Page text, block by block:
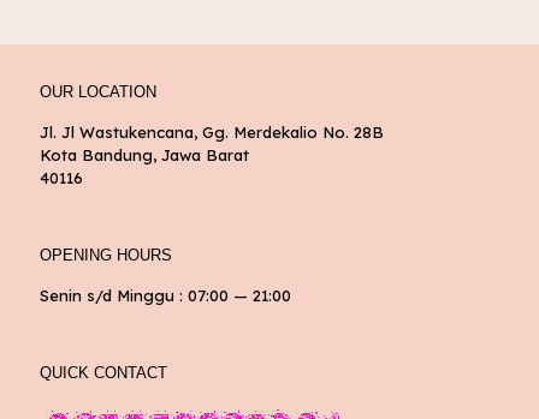
OUR LOCATION
Jl. Jl Wastukencana, Gg. Merdekalio No. 28B
Kota Bandung, Jawa Barat
40116
OPENING HOURS
Senin s/d Minggu : 07:00 — 21:00
QUICK CONTACT